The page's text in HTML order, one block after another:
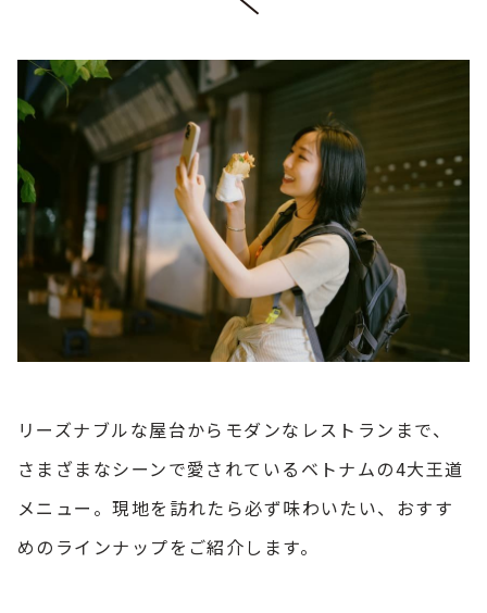
リーズナブルな屋台からモダンなレストランまで、
さまざまなシーンで愛されているベトナムの4大王道
メニュー。現地を訪れたら必ず味わいたい、おすす
めのラインナップをご紹介します。